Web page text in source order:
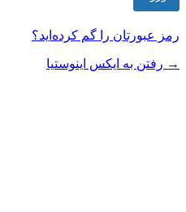
رمز عبورتان را گم کرده‌اید؟
→ رفتن به ایکس اینوستیا